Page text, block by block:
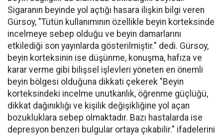
Sigaranın beyinde yol açtığı hasara ilişkin bilgi veren
Gürsoy, "Tütün kullanımının özellikle beyin korteksinde
incelmeye sebep olduğu ve beyin damarlarını
etkilediği son yayınlarda gösterilmiştir." dedi. Gürsoy,
beyin korteksinin ise düşünme, konuşma, hafıza ve
karar verme gibi bilişsel işlevleri yöneten en önemli
beyin bölgesi olduğuna dikkati çekerek "Beyin
korteksindeki incelme unutkanlık, öğrenme güçlüğü,
dikkat dağınıklığı ve kişilik değişikliğine yol açan
bozukluklara sebep olmaktadır. Bazı hastalarda ise
depresyon benzeri bulgular ortaya çıkabilir." ifadelerini